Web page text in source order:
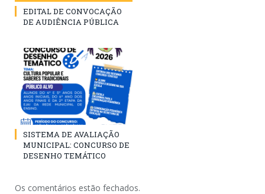
EDITAL DE CONVOCAÇÃO
DE AUDIÊNCIA PÚBLICA
SISTEMA DE AVALIAÇÃO
MUNICIPAL: CONCURSO DE
DESENHO TEMÁTICO
Os comentários estão fechados.